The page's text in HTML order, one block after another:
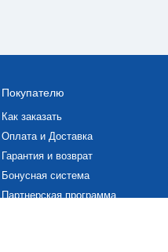
Покупателю
Как заказать
Оплата и Доставка
Гарантия и возврат
Бонусная система
Партнерская программа